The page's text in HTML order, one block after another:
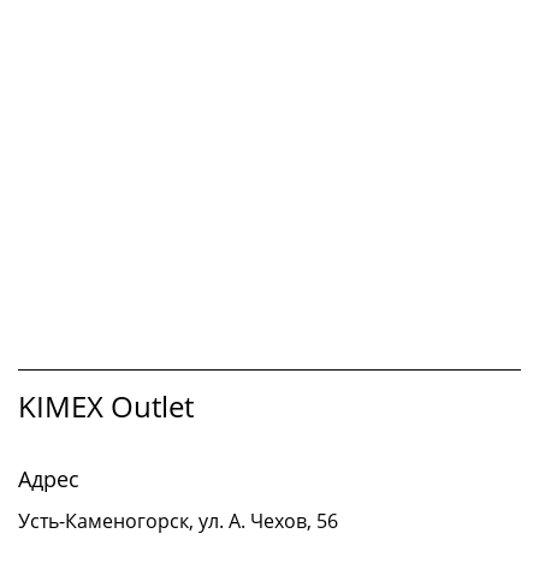
KIMEX Outlet
Адрес
Усть-Каменогорск, ул. А. Чехов, 56